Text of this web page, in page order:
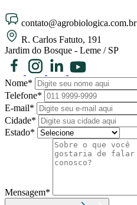
contato@agrobiologica.com.br
R. Carlos Fatuto, 191
Jardim do Bosque - Leme / SP
Nome*
Telefone*
E-mail*
Cidade*
Estado*
Mensagem*